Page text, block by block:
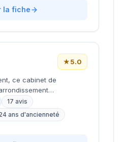
La structure affiche
auprès de sa
en recrutement.
la fiche
★5.0
ce cabinet de
dans leurs
avec une approche
du digital et de la tech.
le quartier Opéra-
17 avis
ans d'ancienneté